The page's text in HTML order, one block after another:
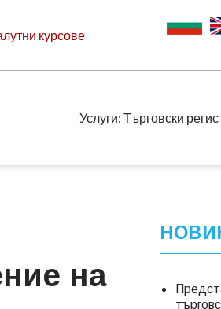
курсове
Услуги: Търговски
на